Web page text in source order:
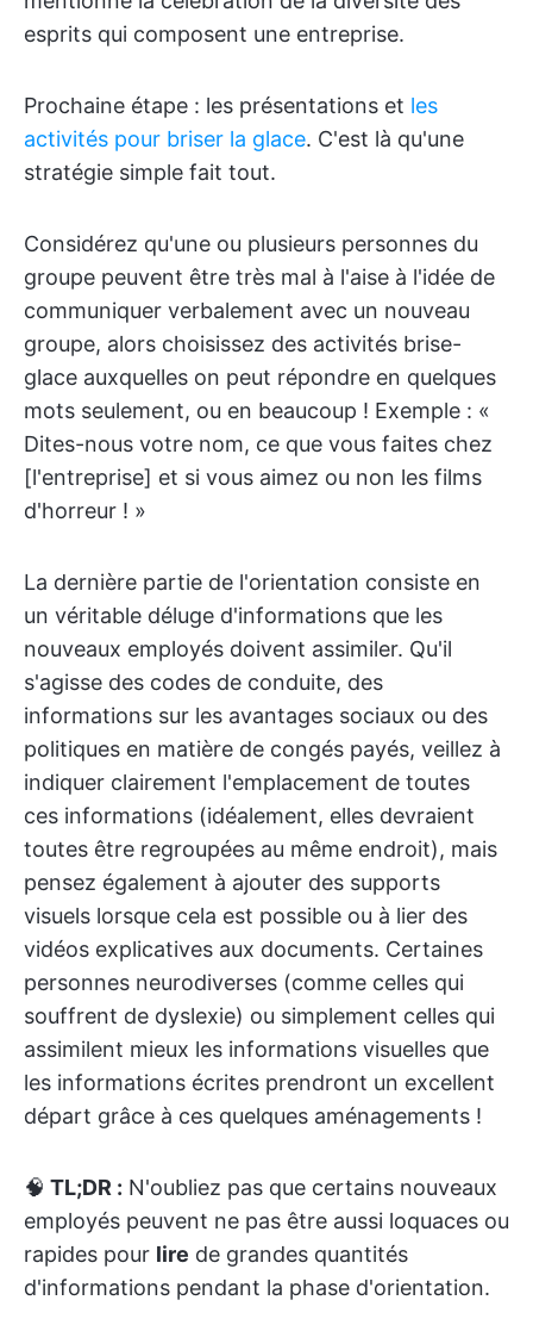
esprits qui composent une entreprise.
Prochaine étape : les présentations et les
activités pour briser la glace. C'est là qu'une
stratégie simple fait tout.
Considérez qu'une ou plusieurs personnes du
groupe peuvent être très mal à l'aise à l'idée de
communiquer verbalement avec un nouveau
groupe, alors choisissez des activités brise-
glace auxquelles on peut répondre en quelques
mots seulement, ou en beaucoup ! Exemple : «
Dites-nous votre nom, ce que vous faites chez
[l'entreprise] et si vous aimez ou non les films
d'horreur ! »
La dernière partie de l'orientation consiste en
un véritable déluge d'informations que les
nouveaux employés doivent assimiler. Qu'il
s'agisse des codes de conduite, des
informations sur les avantages sociaux ou des
politiques en matière de congés payés, veillez à
indiquer clairement l'emplacement de toutes
ces informations (idéalement, elles devraient
toutes être regroupées au même endroit), mais
pensez également à ajouter des supports
visuels lorsque cela est possible ou à lier des
vidéos explicatives aux documents. Certaines
personnes neurodiverses (comme celles qui
souffrent de dyslexie) ou simplement celles qui
assimilent mieux les informations visuelles que
les informations écrites prendront un excellent
départ grâce à ces quelques aménagements !
🧠 TL;DR : N'oubliez pas que certains nouveaux
employés peuvent ne pas être aussi loquaces ou
rapides pour lire de grandes quantités
d'informations pendant la phase d'orientation.